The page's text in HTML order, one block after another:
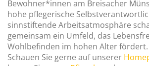
Bewohner*innen am Breisacher
hohe pflegerische
sinnstiftende Arbeitsatmosphäre
gemeinsam ein Umfeld, das
Wohlbefinden im hohen Alter fördert.
Schauen Sie gerne auf unserer